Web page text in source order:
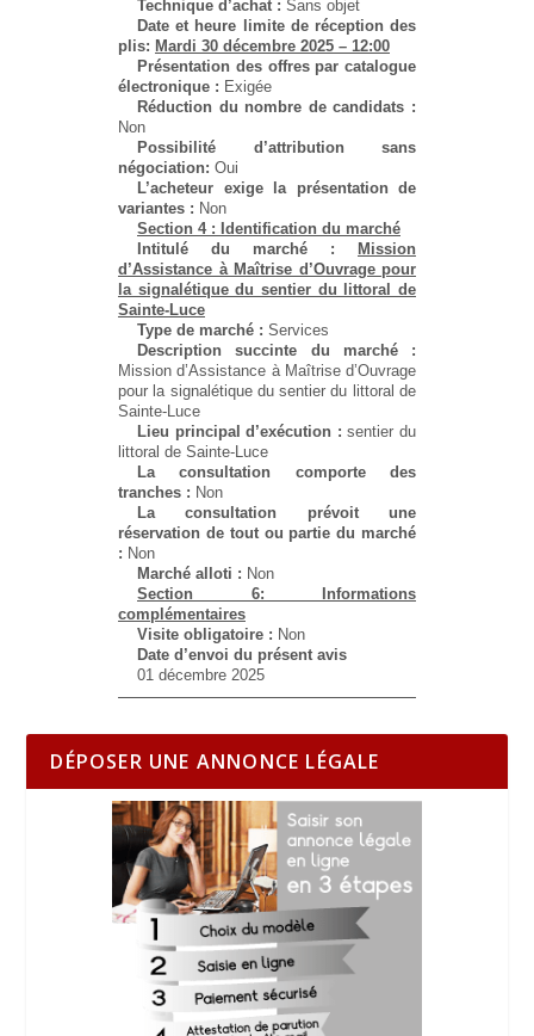
Technique d’achat : Sans objet
Date et heure limite de réception des
plis: Mardi 30 décembre 2025 – 12:00
Présentation des offres par catalogue
électronique : Exigée
Réduction du nombre de candidats :
Non
Possibilité d’attribution sans
négociation: Oui
L’acheteur exige la présentation de
variantes : Non
Section 4 : Identification du marché
Intitulé du marché :
Mission
d’Assistance à Maîtrise d’Ouvrage pour
la signalétique du sentier du littoral de
Sainte-Luce
Type de marché : Services
Description succinte du marché :
Mission d’Assistance à Maîtrise d’Ouvrage
pour la signalétique du sentier du littoral de
Sainte-Luce
Lieu principal d’exécution :sentier du
littoral de Sainte-Luce
La consultation comporte des
tranches : Non
La consultation prévoit une
réservation de tout ou partie du marché
: Non
Marché alloti : Non
Section 6: Informations
complémentaires
Visite obligatoire : Non
Date d’envoi du présent avis
01 décembre 2025
DÉPOSER UNE ANNONCE LÉGALE